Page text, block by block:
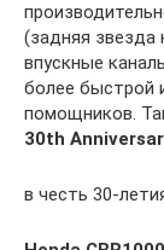
(задняя звезда
впускные
более быстрой
помощников.
30th
в честь 30-